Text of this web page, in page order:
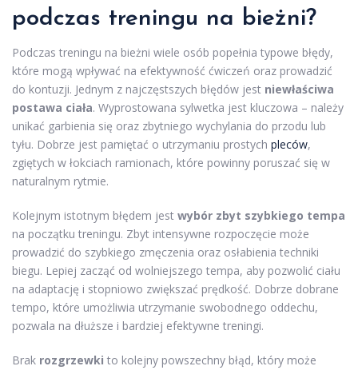
podczas treningu na bieżni?
Podczas treningu na bieżni wiele osób popełnia typowe błędy,
które mogą wpływać na efektywność ćwiczeń oraz prowadzić
do kontuzji. Jednym z najczęstszych błędów jest niewłaściwa
postawa ciała. Wyprostowana sylwetka jest kluczowa – należy
unikać garbienia się oraz zbytniego wychylania do przodu lub
tyłu. Dobrze jest pamiętać o utrzymaniu prostych pleców,
zgiętych w łokciach ramionach, które powinny poruszać się w
naturalnym rytmie.
Kolejnym istotnym błędem jest wybór zbyt szybkiego tempa
na początku treningu. Zbyt intensywne rozpoczęcie może
prowadzić do szybkiego zmęczenia oraz osłabienia techniki
biegu. Lepiej zacząć od wolniejszego tempa, aby pozwolić ciału
na adaptację i stopniowo zwiększać prędkość. Dobrze dobrane
tempo, które umożliwia utrzymanie swobodnego oddechu,
pozwala na dłuższe i bardziej efektywne treningi.
Brak rozgrzewki to kolejny powszechny błąd, który może